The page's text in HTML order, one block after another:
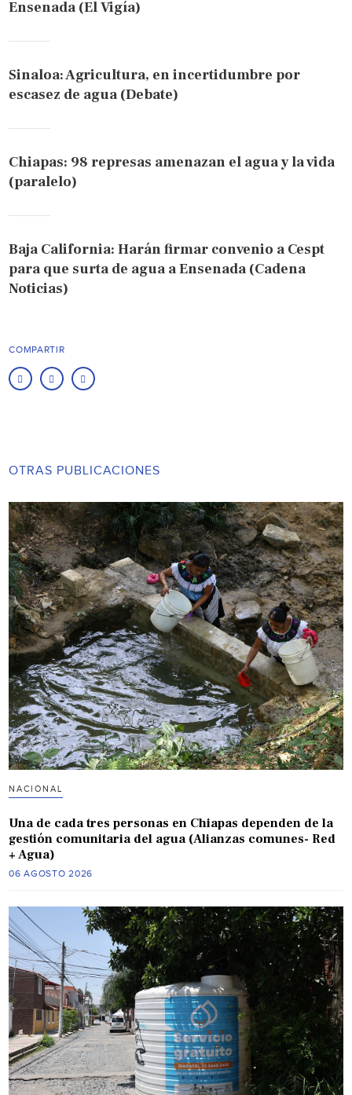
Ensenada (El Vigía)
Sinaloa: Agricultura, en incertidumbre por
escasez de agua (Debate)
Chiapas: 98 represas amenazan el agua y la vida
(paralelo)
Baja California: Harán firmar convenio a Cespt
para que surta de agua a Ensenada (Cadena
Noticias)
COMPARTIR
OTRAS PUBLICACIONES
NACIONAL
Una de cada tres personas en Chiapas dependen de la
gestión comunitaria del agua (Alianzas comunes- Red
+ Agua)
06 AGOSTO 2026